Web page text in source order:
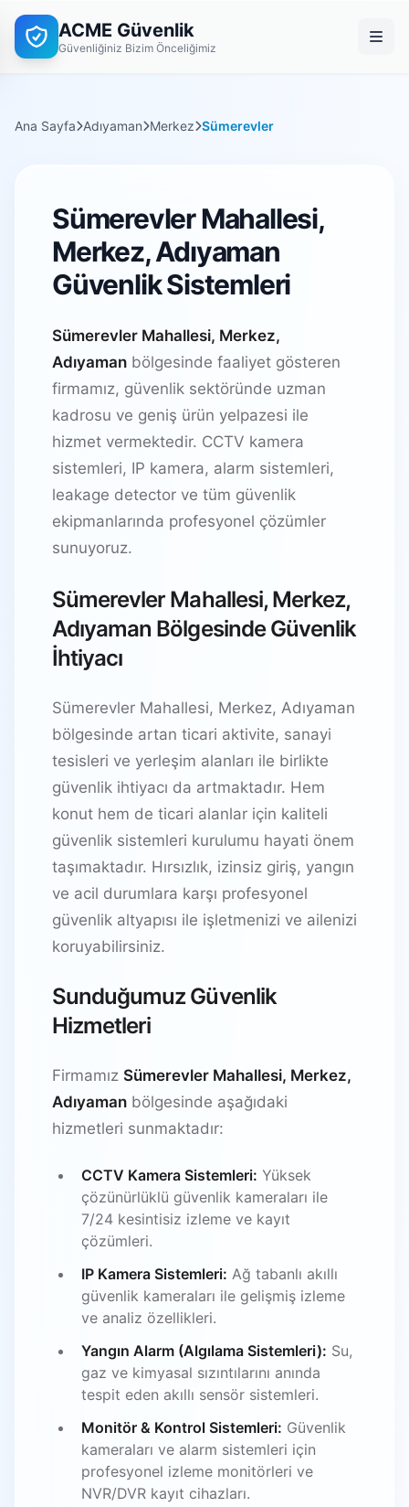
ACME Güvenlik
Güvenliğiniz Bizim Önceliğimiz
Ana Sayfa Adıyaman Merkez Sümerevler
Sümerevler Mahallesi,
Merkez, Adıyaman
Güvenlik Sistemleri
Sümerevler Mahallesi, Merkez,
Adıyaman bölgesinde faaliyet gösteren
firmamız, güvenlik sektöründe uzman
kadrosu ve geniş ürün yelpazesi ile
hizmet vermektedir. CCTV kamera
sistemleri, IP kamera, alarm sistemleri,
leakage detector ve tüm güvenlik
ekipmanlarında profesyonel çözümler
sunuyoruz.
Sümerevler Mahallesi, Merkez,
Adıyaman Bölgesinde Güvenlik
İhtiyacı
Sümerevler Mahallesi, Merkez, Adıyaman
bölgesinde artan ticari aktivite, sanayi
tesisleri ve yerleşim alanları ile birlikte
güvenlik ihtiyacı da artmaktadır. Hem
konut hem de ticari alanlar için kaliteli
güvenlik sistemleri kurulumu hayati önem
taşımaktadır. Hırsızlık, izinsiz giriş, yangın
ve acil durumlara karşı profesyonel
güvenlik altyapısı ile işletmenizi ve ailenizi
koruyabilirsiniz.
Sunduğumuz Güvenlik
Hizmetleri
Firmamız Sümerevler Mahallesi, Merkez,
Adıyaman bölgesinde aşağıdaki
hizmetleri sunmaktadır:
CCTV Kamera Sistemleri: Yüksek
çözünürlüklü güvenlik kameraları ile
7/24 kesintisiz izleme ve kayıt
çözümleri.
IP Kamera Sistemleri: Ağ tabanlı akıllı
güvenlik kameraları ile gelişmiş izleme
ve analiz özellikleri.
Yangın Alarm (Algılama Sistemleri): Su,
gaz ve kimyasal sızıntılarını anında
tespit eden akıllı sensör sistemleri.
Monitör & Kontrol Sistemleri: Güvenlik
kameraları ve alarm sistemleri için
profesyonel izleme monitörleri ve
NVR/DVR kayıt cihazları.